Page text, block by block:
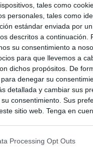
tales como
personales, tales como
estándar enviada por un
descritos a continuación.
su consentimiento a
para que llevemos a
dichos propósitos. De
denegar su
detallada y cambiar sus
consentimiento. Sus
sitio web. Tenga en
Puede cambiar
Processing Opt Outs